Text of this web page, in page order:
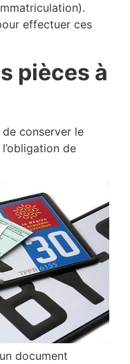
effectuer ces
pièces à
conserver le
de
document